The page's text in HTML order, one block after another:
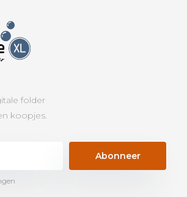
folder
koopjes.
Abonneer